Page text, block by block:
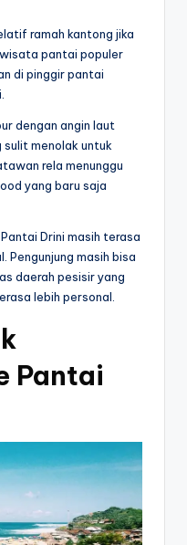
ramah kantong jika
pantai populer
di pinggir pantai
dengan angin laut
sulit menolak untuk
rela menunggu
yang baru saja
Drini masih terasa
Pengunjung masih bisa
daerah pesisir yang
lebih personal.
Pantai